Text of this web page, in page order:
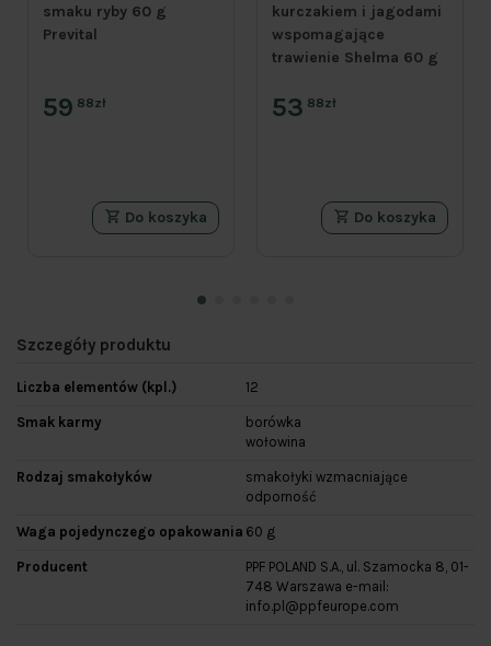
smaku ryby 60 g
Prevital
59 88zł
Do koszyka
kurczakiem i jagodami
wspomagające
trawienie Shelma 60 g
53 88zł
Do koszyka
Szczegóły produktu
Liczba elementów (kpl.) 12
Smak karmy
borówka
wołowina
Rodzaj smakołyków
smakołyki wzmacniające
odporność
Waga pojedynczego opakowania 60 g
Producent
PPF POLAND S.A., ul. Szamocka 8, 01-
748 Warszawa e-mail:
info.pl@ppfeurope.com